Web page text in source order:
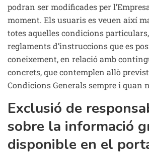
podran ser modificades per
moment. Els usuaris es veuen així
totes aquelles condicions
reglaments d’instruccions que es
coneixement, en relació amb
concrets, que contemplen allò
Condicions Generals sempre i quan
Exclusió de
sobre la informació
disponible en el